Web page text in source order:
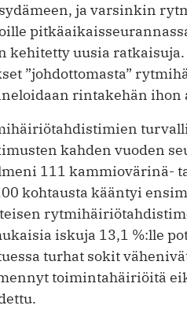
ja varsinkin
kehitetty uusia
”johdottomasta”
rintakehän ihon
kahden vuoden
111 kammiovärinä-
kohtausta kääntyi
iskuja 13,1 %:lle
turhat sokit
toiminta­häiriöitä